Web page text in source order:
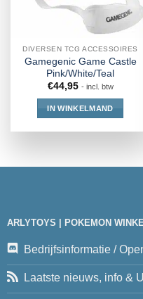
DIVERSEN TCG ACCESSOIRES
Gamegenic Game Castle
Pink/White/Teal
€44,95 - incl. btw
IN WINKELMAND
ARLYTOYS | POKEMON
Bedrijfsinformatie /
Laatste nieuws, info &